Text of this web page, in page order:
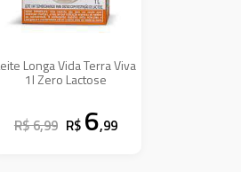
Longa Vida Terra Viva
1l Zero Lactose
R$ 6,99 R$ 6,99